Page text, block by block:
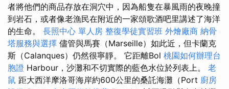
者將他們的商品存放在洞穴中，因為船隻在暴風雨的夜晚撞
到岩石，或者像老漁民在附近的一家頌歌酒吧里講述了海洋
的生命。 長照中心 單人房 整復學徒實習班 外燴廠商 納骨
塔服務與選擇 儘管與馬賽（Marseille）如此近，但卡蘭克
斯（Calanques）仍然很寧靜。 它距離Bol 桃園如何辦理台
胞證 Harbour，沙灘和不切實際的藍色水位於列表上。 老
鼠 距大西洋摩洛哥海岸約600公里的桑託海灘（Port 廚房